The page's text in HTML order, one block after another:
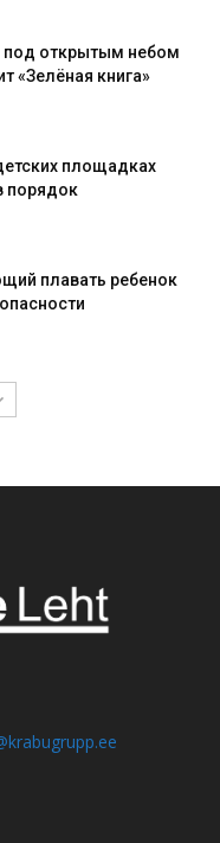
под открытым небом
«Зелёная книга»
площадках
порядок
плавать ребенок